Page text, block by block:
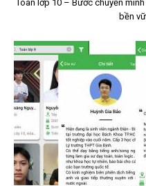
Toán lớp 10 – Bước chuyển
bền